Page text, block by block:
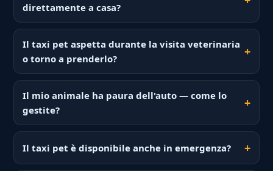
direttamente a casa?
Il taxi pet aspetta durante la visita veterinaria
o torno a prenderlo?
Il mio animale ha paura dell'auto — come lo
gestite?
Il taxi pet è disponibile anche in emergenza?